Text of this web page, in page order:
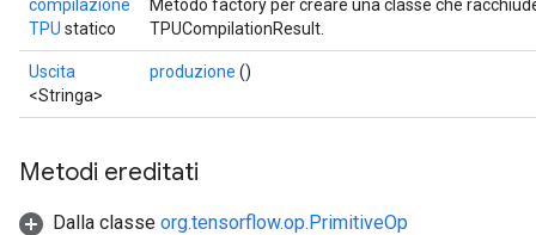
compilazione
TPU statico
Metodo factory per creare una classe che
TPUCompilationResult.
Uscita
<Stringa>
produzione ()
Metodi ereditati
Dalla classe org.tensorflow.op.PrimitiveOp